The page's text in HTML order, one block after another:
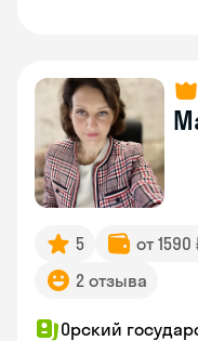
5 от
2 отзыва
Орский